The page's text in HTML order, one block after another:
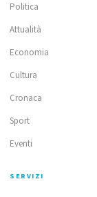
Politica
Attualità
Economia
Cultura
Cronaca
Sport
Eventi
SERVIZI